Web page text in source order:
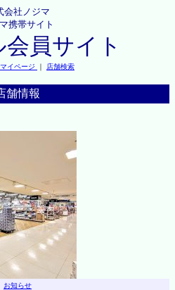
会社ノジマ
携帯サイト
員サイト
マイページ ｜ 店舗検索
舗情報
お知らせ